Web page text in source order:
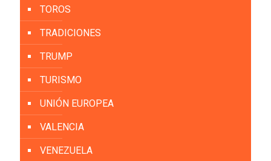
TOROS
TRADICIONES
TRUMP
TURISMO
UNIÓN EUROPEA
VALENCIA
VENEZUELA